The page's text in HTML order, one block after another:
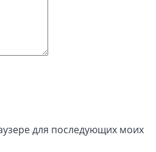
для последующих моих